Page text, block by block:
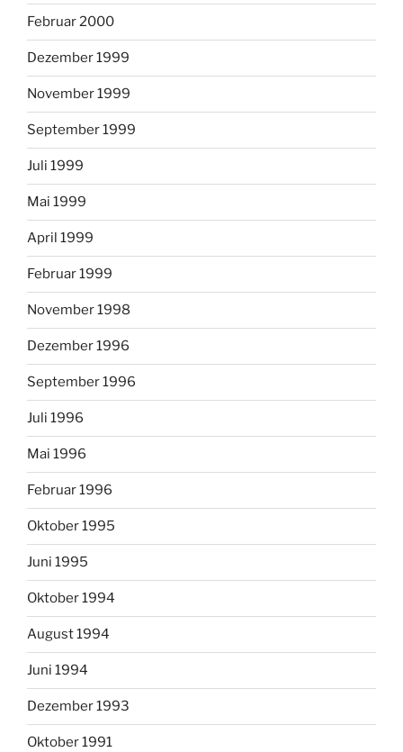
Februar 2000
Dezember 1999
November 1999
September 1999
Juli 1999
Mai 1999
April 1999
Februar 1999
November 1998
Dezember 1996
September 1996
Juli 1996
Mai 1996
Februar 1996
Oktober 1995
Juni 1995
Oktober 1994
August 1994
Juni 1994
Dezember 1993
Oktober 1991